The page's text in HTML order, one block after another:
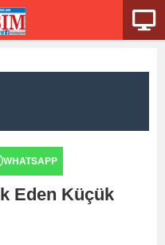
WHATSAPP
Eden Küçük